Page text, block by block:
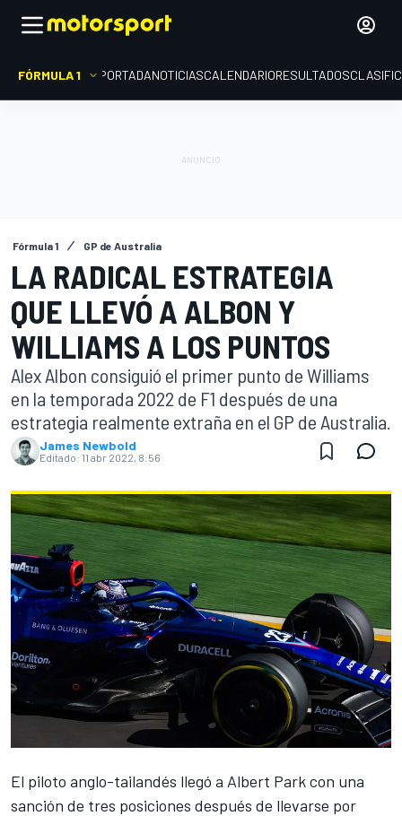
FÓRMULA 1 PORTADANOTICIASCALENDARIORESULTADOS
Fórmula 1 GP de Australia
LA RADICAL ESTRATEGIA
QUE LLEVÓ A ALBON Y
WILLIAMS A LOS PUNTOS
Alex Albon consiguió el primer punto de Williams
en la temporada 2022 de F1 después de una
estrategia realmente extraña en el GP de Australia.
James Newbold
Editado: 11 abr 2022, 8:56
El piloto anglo-tailandés llegó a Albert Parkcon una
sanción de tres posiciones después de llevarse por